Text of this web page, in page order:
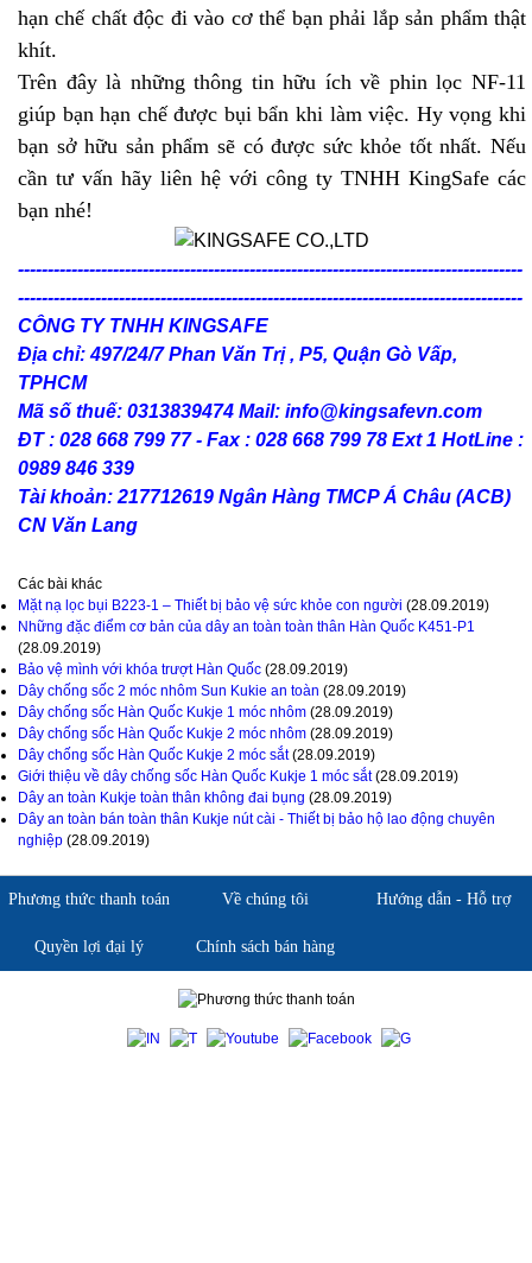
hạn chế chất độc đi vào cơ thể bạn phải lắp sản phẩm thật
khít.
Trên đây là những thông tin hữu ích về phin lọc NF-11
giúp bạn hạn chế được bụi bẩn khi làm việc. Hy vọng khi
bạn sở hữu sản phẩm sẽ có được sức khỏe tốt nhất. Nếu
cần tư vấn hãy liên hệ với công ty TNHH KingSafe các
bạn nhé!
-------------------------------------------------------------------------------------
-------------------------------------------------------------------------------------
CÔNG TY TNHH KINGSAFE
Địa chỉ: 497/24/7 Phan Văn Trị , P5, Quận Gò Vấp,
TPHCM
Mã số thuế: 0313839474 Mail: info@kingsafevn.com
ĐT : 028 668 799 77 - Fax : 028 668 799 78 Ext 1 HotLine :
0989 846 339
Tài khoản: 217712619 Ngân Hàng TMCP Á Châu (ACB)
CN Văn Lang
Các bài khác
Mặt nạ lọc bụi B223-1 – Thiết bị bảo vệ sức khỏe con người (28.09.2019)
Những đặc điểm cơ bản của dây an toàn toàn thân Hàn Quốc K451-P1
(28.09.2019)
Bảo vệ mình với khóa trượt Hàn Quốc (28.09.2019)
Dây chống sốc 2 móc nhôm Sun Kukie an toàn (28.09.2019)
Dây chống sốc Hàn Quốc Kukje 1 móc nhôm (28.09.2019)
Dây chống sốc Hàn Quốc Kukje 2 móc nhôm (28.09.2019)
Dây chống sốc Hàn Quốc Kukje 2 móc sắt(28.09.2019)
Giới thiệu về dây chống sốc Hàn Quốc Kukje 1 móc sắt(28.09.2019)
Dây an toàn Kukje toàn thân không đai bụng (28.09.2019)
Dây an toàn bán toàn thân Kukje nút cài - Thiết bị bảo hộ lao động chuyên
nghiệp (28.09.2019)
Phương thức thanh toán Về chúng tôi Hướng dẫn - Hỗ trợ
Quyền lợi đại lý Chính sách bán hàng